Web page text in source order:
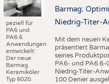
peziell für
PA6 und
PA6.6
Anwendungen
entwickelt:
Der neue
Barmag
Keramiköler
Typ 6020.
Barmag:
Niedrig-Titer-
Mit dem neuen
präsentiert
seines
PA6- und PA6.6-
Niedrig-Titer-
100 Denier